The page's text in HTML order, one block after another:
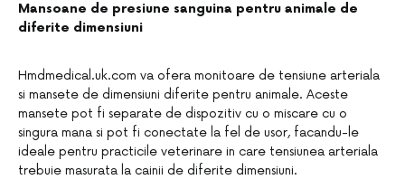
Mansoane de presiune sanguina pentru animale de
diferite dimensiuni
Hmdmedical.uk.com va ofera monitoare de tensiune arteriala
si mansete de dimensiuni diferite pentru animale. Aceste
mansete pot fi separate de dispozitiv cu o miscare cu o
singura mana si pot fi conectate la fel de usor, facandu-le
ideale pentru practicile veterinare in care tensiunea arteriala
trebuie masurata la cainii de diferite dimensiuni.